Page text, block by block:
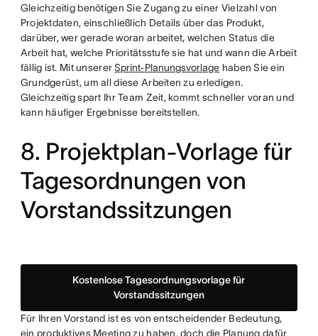
Gleichzeitig benötigen Sie Zugang zu einer Vielzahl von
Projektdaten, einschließlich Details über das Produkt,
darüber, wer gerade woran arbeitet, welchen Status die
Arbeit hat, welche Prioritätsstufe sie hat und wann die Arbeit
fällig ist. Mit unsererSprint-Planungsvorlage haben Sie ein
Grundgerüst, um all diese Arbeiten zu erledigen.
Gleichzeitig spart Ihr Team Zeit, kommt schneller voran und
kann häufiger Ergebnisse bereitstellen.
8. Projektplan-Vorlage für
Tagesordnungen von
Vorstandssitzungen
Kostenlose Tagesordnungsvorlage für
Vorstandssitzungen
Für Ihren Vorstand ist es von entscheidender Bedeutung,
ein produktives Meeting zu haben, doch die Planung dafür